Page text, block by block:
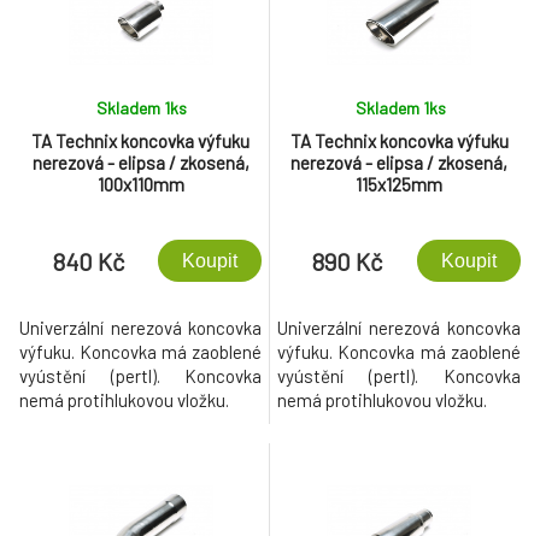
TA Technix koncovka výfuku
nerezová - elipsa / zkosená,
100x110mm
Skladem 1ks
840 Kč Koupit
Univerzální nerezová koncovka
výfuku. Koncovka má zaoblené
vyústění (pertl). Koncovka
nemá protihlukovou vložku.
TA Technix koncovka výfuku
nerezová - elipsa / zkosená,
115x125mm
Skladem 1ks
890 Kč Koupit
Univerzální nerezová koncovka
výfuku. Koncovka má zaoblené
vyústění (pertl). Koncovka
nemá protihlukovou vložku.